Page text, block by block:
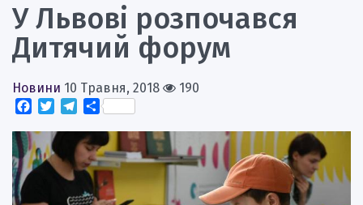
У Львові розпочався
Дитячий форум
Новини 10 Травня, 2018
190
Facebook
TwitterTelegram
Поділитися